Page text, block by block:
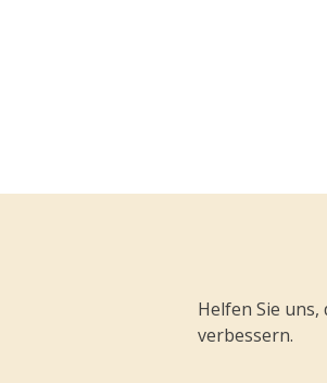
Helfen Sie
verbessern.